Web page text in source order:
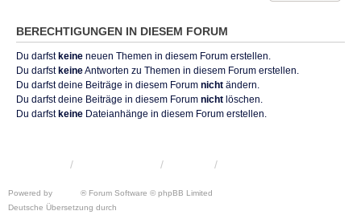
BERECHTIGUNGEN IN DIESEM FORUM
Du darfstkeine neuen Themen in diesem Forum erstellen.
Du darfstkeineAntworten zu Themen in diesem Forum erstellen.
Du darfst deine Beiträge in diesem Forum nicht ändern.
Du darfst deine Beiträge in diesem Forum nicht löschen.
Du darfstkeine Dateianhänge in diesem Forum erstellen.
Powered by
® Forum Software © phpBB Limited
Deutsche Übersetzung durch